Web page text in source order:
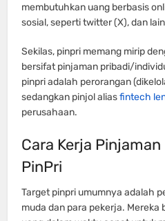
membutuhkan uang berbasis
sosial, seperti twitter (X), dan
Sekilas, pinpri memang mirip
bersifat pinjaman pribadi/
pinpri adalah perorangan
sedangkan pinjol aliasfintech
perusahaan.
Cara Kerja
PinPri
Target pinpri umumnya adalah
muda dan para pekerja.